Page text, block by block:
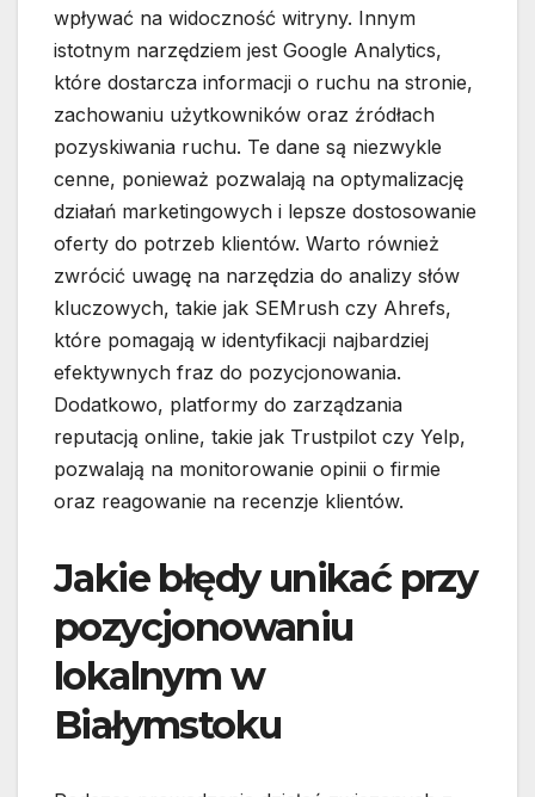
wpływać na widoczność witryny. Innym
istotnym narzędziem jest Google Analytics,
które dostarcza informacji o ruchu na stronie,
zachowaniu użytkowników oraz źródłach
pozyskiwania ruchu. Te dane są niezwykle
cenne, ponieważ pozwalają na optymalizację
działań marketingowych i lepsze dostosowanie
oferty do potrzeb klientów. Warto również
zwrócić uwagę na narzędzia do analizy słów
kluczowych, takie jak SEMrush czy Ahrefs,
które pomagają w identyfikacji najbardziej
efektywnych fraz do pozycjonowania.
Dodatkowo, platformy do zarządzania
reputacją online, takie jak Trustpilot czy Yelp,
pozwalają na monitorowanie opinii o firmie
oraz reagowanie na recenzje klientów.
Jakie błędy unikać przy
pozycjonowaniu
lokalnym w
Białymstoku